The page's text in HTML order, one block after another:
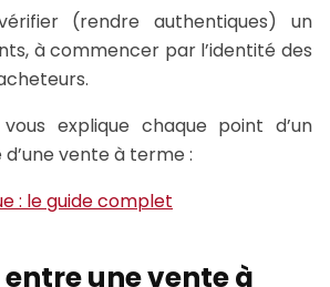
(rendre authentiques) un
à commencer par l’identité des
vous explique chaque point d’un
vente à terme :
: le guide complet
une vente à